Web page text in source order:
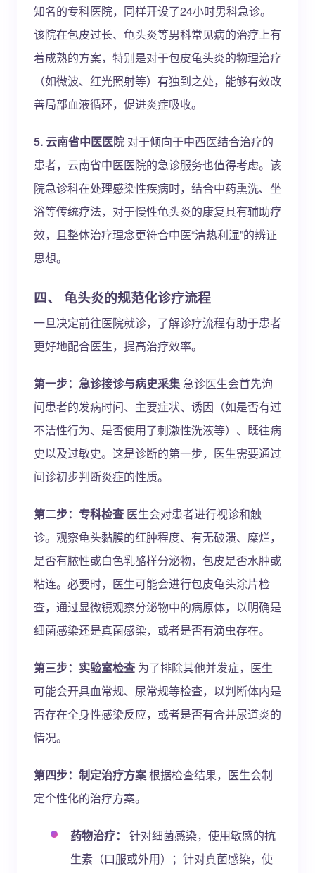
知名的专科医院，同样开设了24小时男科急诊。
该院在包皮过长、龟头炎等男科常见病的治疗上有
着成熟的方案，特别是对于包皮龟头炎的物理治疗
（如微波、红光照射等）有独到之处，能够有效改
善局部血液循环，促进炎症吸收。
5. 云南省中医医院 对于倾向于中西医结合治疗的
患者，云南省中医医院的急诊服务也值得考虑。该
院急诊科在处理感染性疾病时，结合中药熏洗、坐
浴等传统疗法，对于慢性龟头炎的康复具有辅助疗
效，且整体治疗理念更符合中医“清热利湿”的辨证
思想。
四、 龟头炎的规范化诊疗流程
一旦决定前往医院就诊，了解诊疗流程有助于患者
更好地配合医生，提高治疗效率。
第一步：急诊接诊与病史采集 急诊医生会首先询
问患者的发病时间、主要症状、诱因（如是否有过
不洁性行为、是否使用了刺激性洗液等）、既往病
史以及过敏史。这是诊断的第一步，医生需要通过
问诊初步判断炎症的性质。
第二步：专科检查 医生会对患者进行视诊和触
诊。观察龟头黏膜的红肿程度、有无破溃、糜烂，
是否有脓性或白色乳酪样分泌物，包皮是否水肿或
粘连。必要时，医生可能会进行包皮龟头涂片检
查，通过显微镜观察分泌物中的病原体，以明确是
细菌感染还是真菌感染，或者是否有滴虫存在。
第三步：实验室检查 为了排除其他并发症，医生
可能会开具血常规、尿常规等检查，以判断体内是
否存在全身性感染反应，或者是否有合并尿道炎的
情况。
第四步：制定治疗方案根据检查结果，医生会制
定个性化的治疗方案。
药物治疗：
针对细菌感染，使用敏感的抗
生素（口服或外用）；针对真菌感染，使